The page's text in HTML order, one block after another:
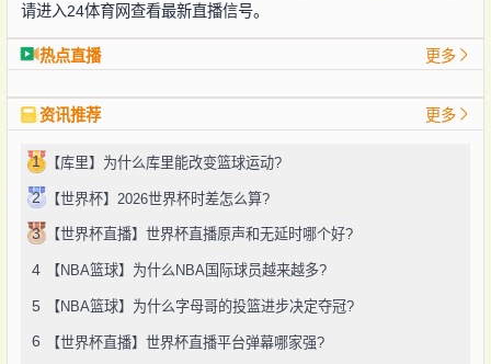
请进入24体育网查看最新直播信号。
热点直播 更多
资讯推荐 更多
1 【库里】为什么库里能改变篮球运动?
2 【世界杯】2026世界杯时差怎么算?
3 【世界杯直播】世界杯直播原声和无延时哪个好?
4 【NBA篮球】为什么NBA国际球员越来越多?
5 【NBA篮球】为什么字母哥的投篮进步决定夺冠?
6 【世界杯直播】世界杯直播平台弹幕哪家强?